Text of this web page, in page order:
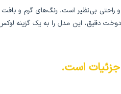
راحتی بی‌نظیر است. رنگ‌های گرم و بافت
دوخت دقیق، این مدل را به یک گزینه
جزئیات است.